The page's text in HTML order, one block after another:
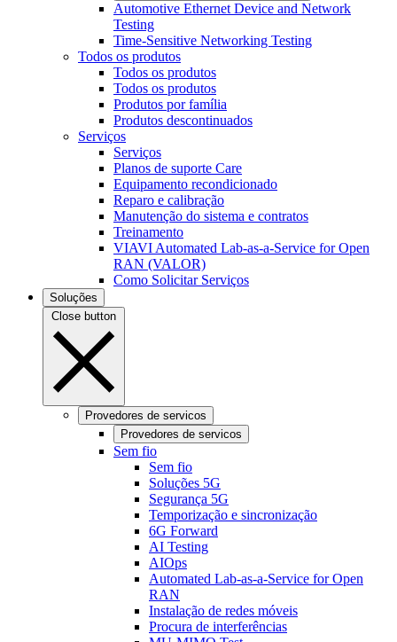
Automotive Ethernet Device and Network
Testing
Time-Sensitive Networking Testing
Todos os produtos
Todos os produtos
Todos os produtos
Produtos por família
Produtos descontinuados
Serviços
Serviços
Planos de suporte Care
Equipamento recondicionado
Reparo e calibração
Manutenção do sistema e contratos
Treinamento
VIAVI Automated Lab-as-a-Service for Open
RAN (VALOR)
Como Solicitar Serviços
Soluções
Close button
Provedores de servicos
Provedores de servicos
Sem fio
Sem fio
Soluções 5G
Segurança 5G
Temporização e sincronização
6G Forward
AI Testing
AIOps
Automated Lab-as-a-Service for Open
RAN
Instalação de redes móveis
Procura de interferências